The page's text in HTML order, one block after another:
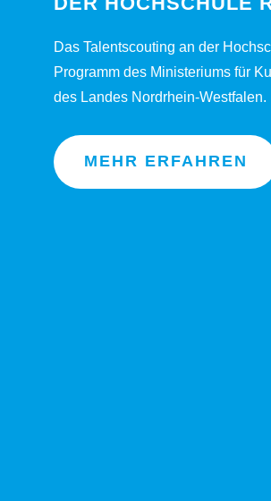
Das Talentscouting an der
Programm des Ministeriums für
des Landes Nordrhein-Westfalen.
MEHR ERFAHREN